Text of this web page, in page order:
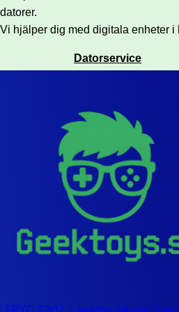
datorer.
Vi hjälper dig med digitala enheter i
Datorservice
EPYC 7302 – sexton kärnor